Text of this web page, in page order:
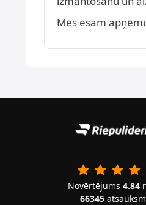
Mēs esam
Novērtējums 4.84
66345